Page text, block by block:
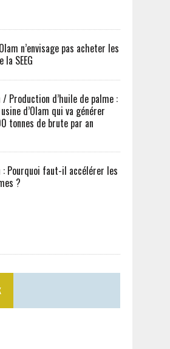
n’envisage pas acheter les
SEEG
/ Production d’huile de palme :
d’Olam qui va générer
tonnes de brute par an
: Pourquoi faut-il accélérer les
?